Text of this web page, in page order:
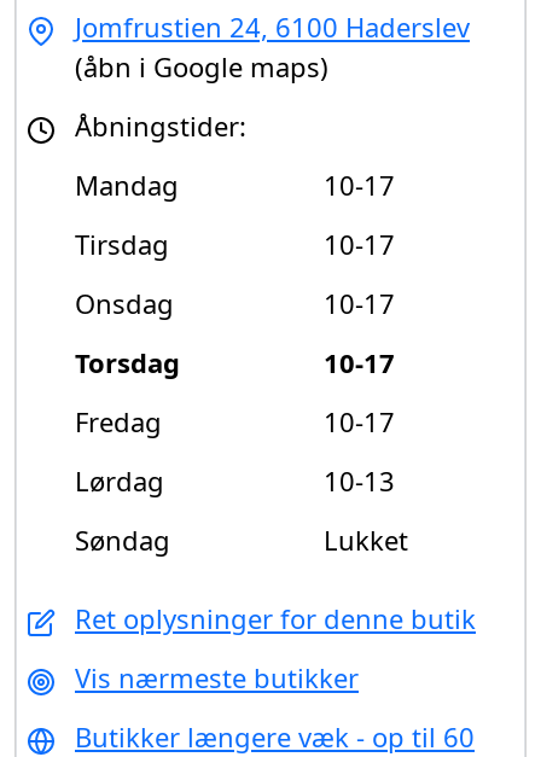
Jomfrustien 24, 6100 Haderslev
(åbn i Google maps)
Åbningstider:
Mandag
10-17
Tirsdag
10-17
Onsdag
10-17
Torsdag
10-17
Fredag
10-17
Lørdag
10-13
Søndag
Lukket
Ret oplysninger for denne butik
Vis nærmeste butikker
Butikker længere væk - op til 60